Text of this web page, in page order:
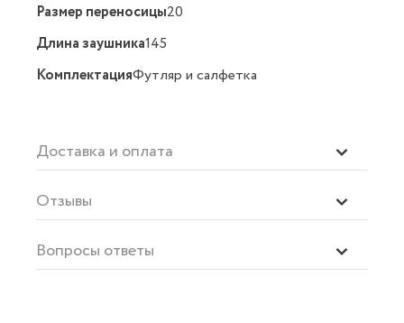
Размер переносицы20
Длина заушника145
КомплектацияФутляр и салфетка
Доставка и оплата
Отзывы
Вопросы ответы